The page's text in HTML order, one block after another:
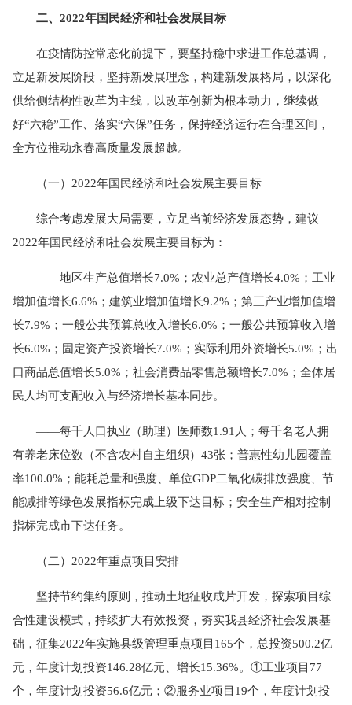
二、2022年国民经济和社会发展目标
在疫情防控常态化前提下，要坚持稳中求进工作总基调，
立足新发展阶段，坚持新发展理念，构建新发展格局，以深化
供给侧结构性改革为主线，以改革创新为根本动力，继续做
好“六稳”工作、落实“六保”任务，保持经济运行在合理区间，
全方位推动永春高质量发展超越。
（一）2022年国民经济和社会发展主要目标
综合考虑发展大局需要，立足当前经济发展态势，建议
2022年国民经济和社会发展主要目标为：
——地区生产总值增长7.0%；农业总产值增长4.0%；工业
增加值增长6.6%；建筑业增加值增长9.2%；第三产业增加值增
长7.9%；一般公共预算总收入增长6.0%；一般公共预算收入增
长6.0%；固定资产投资增长7.0%；实际利用外资增长5.0%；出
口商品总值增长5.0%；社会消费品零售总额增长7.0%；全体居
民人均可支配收入与经济增长基本同步。
——每千人口执业（助理）医师数1.91人；每千名老人拥
有养老床位数（不含农村自主组织）43张；普惠性幼儿园覆盖
率100.0%；能耗总量和强度、单位GDP二氧化碳排放强度、节
能减排等绿色发展指标完成上级下达目标；安全生产相对控制
指标完成市下达任务。
（二）2022年重点项目安排
坚持节约集约原则，推动土地征收成片开发，探索项目综
合性建设模式，持续扩大有效投资，夯实我县经济社会发展基
础，征集2022年实施县级管理重点项目165个，总投资500.2亿
元，年度计划投资146.28亿元、增长15.36%。①工业项目77
个，年度计划投资56.6亿元；②服务业项目19个，年度计划投